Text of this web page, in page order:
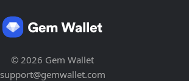
© 2026 Gem Wallet
support@gemwallet.com